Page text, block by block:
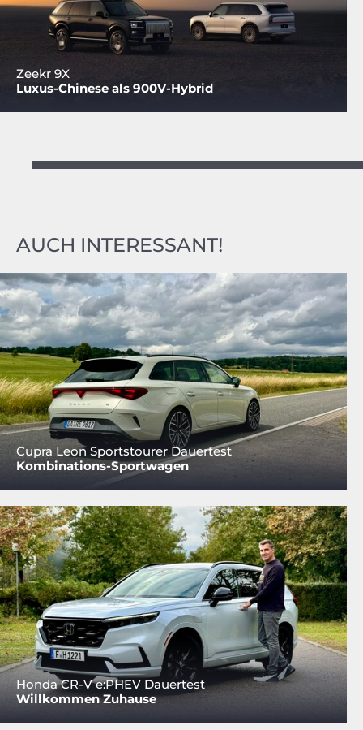
Zeekr 9X
Luxus-Chinese als 900V-Hybrid
AUCH INTERESSANT!
Cupra Leon Sportstourer Dauertest
Kombinations-Sportwagen
Honda CR-V e:PHEV Dauertest
Willkommen Zuhause